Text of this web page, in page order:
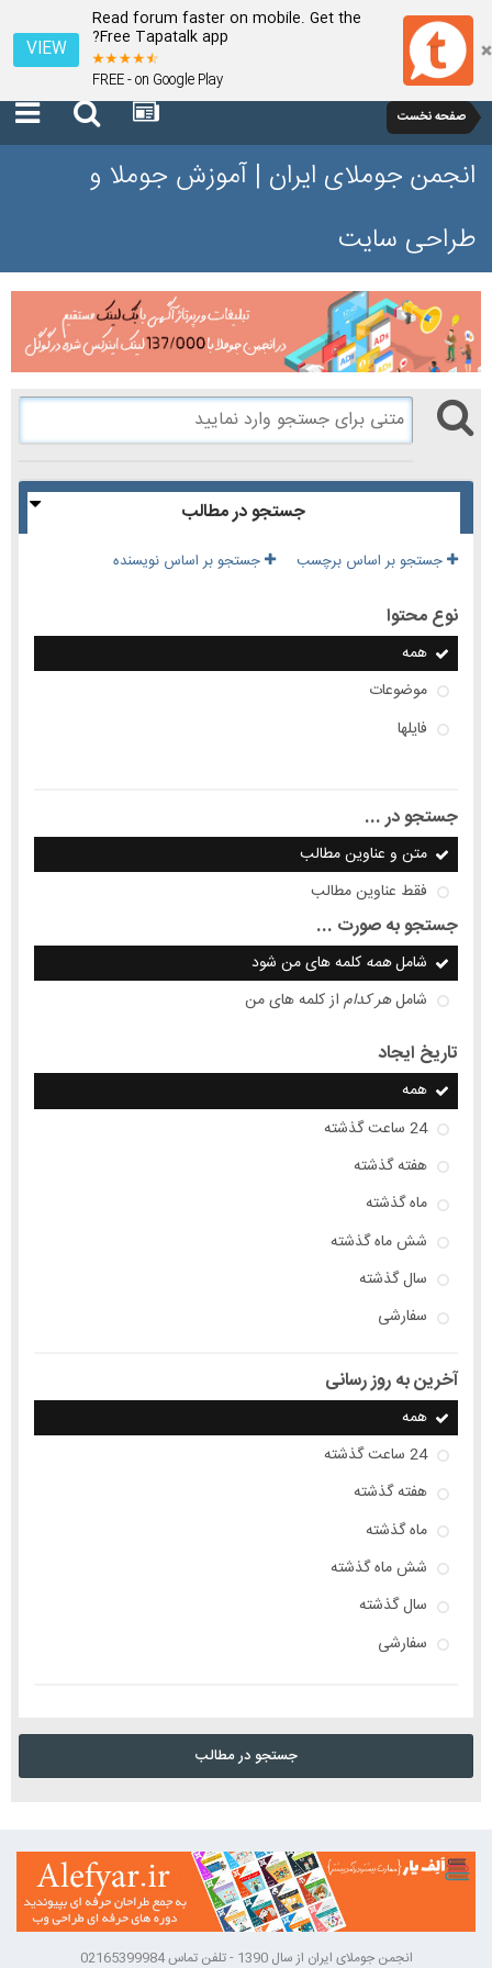
Read forum faster on mobile. Get the
Free Tapatalk app?
FREE - on Google Play
VIEW
صفحه نخست
انجمن جوملای ایران | آموزش جوملا و
طراحی سایت
جستجو در مطالب
جستجو بر اساس برچسب جستجو بر اساس نویسنده
نوع محتوا
همه
موضوعات
فایلها
جستجو در ...
متن و عناوین مطالب
فقط عناوین مطالب
جستجو به صورت ...
شاملهمه کلمه های من شود
شاملهر کدام از کلمه های من
تاریخ ایجاد
همه
24 ساعت گذشته
هفته گذشته
ماه گذشته
شش ماه گذشته
سال گذشته
سفارشی
آخرین به روز رسانی
همه
24 ساعت گذشته
هفته گذشته
ماه گذشته
شش ماه گذشته
سال گذشته
سفارشی
جستجو در مطالب
انجمن جوملای ایران از سال 1390 - تلفن تماس 02165399984